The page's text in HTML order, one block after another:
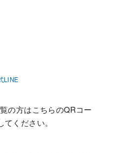
LINE
の方はこちらのQRコー
てください。